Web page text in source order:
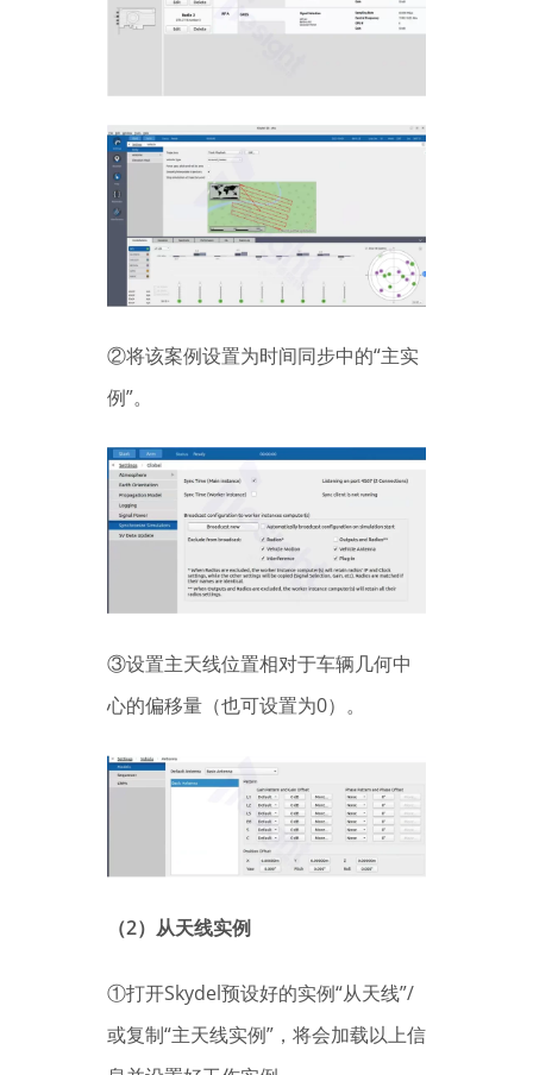
②将该案例设置为时间同步中的“主实
例”。
③设置主天线位置相对于车辆几何中
心的偏移量（也可设置为0）。
（2）从天线实例
①打开Skydel预设好的实例“从天线”/
或复制“主天线实例”，将会加载以上信